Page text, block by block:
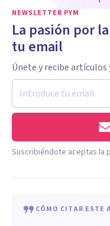
NEWSLETTER PYM
La pasión por
tu email
Únete y recibe
Suscribiéndote aceptas la
CÓMO CITAR ESTE